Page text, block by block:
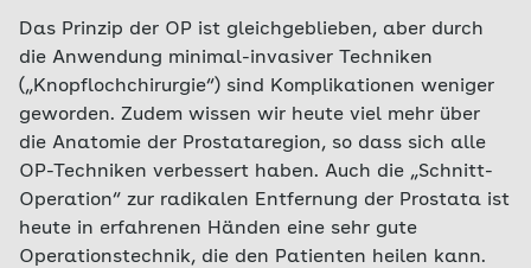
Das Prinzip der OP ist gleichgeblieben, aber durch
die Anwendung minimal-invasiver Techniken
(„Knopflochchirurgie“) sind Komplikationen weniger
geworden. Zudem wissen wir heute viel mehr über
die Anatomie der Prostataregion, so dass sich alle
OP-Techniken verbessert haben. Auch die „Schnitt-
Operation“ zur radikalen Entfernung der Prostata ist
heute in erfahrenen Händen eine sehr gute
Operationstechnik, die den Patienten heilen kann.